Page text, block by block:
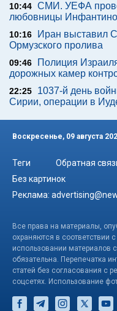
10:44 СМИ. УЕФА
любовницы
10:16
Иран выставил
Ормузского пролива
09:46
Полиция
дорожных камер
22:25
1037-й день
Сирии, операции в
Воскресенье, 09 августа
Теги Обратная
Без картинок
Реклама:
Все права на материалы,
охраняются в соответствии
использовании материалов
обязательна. Перепечатка
статей без согласования с
соцсетях. Использование